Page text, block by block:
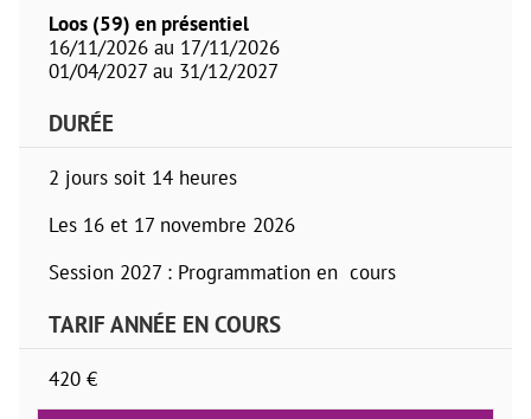
Loos (59) en présentiel
16/11/2026 au 17/11/2026
01/04/2027 au 31/12/2027
DURÉE
2 jours soit 14 heures
Les 16 et 17 novembre 2026
Session 2027 : Programmation en cours
TARIF ANNÉE EN COURS
420 €